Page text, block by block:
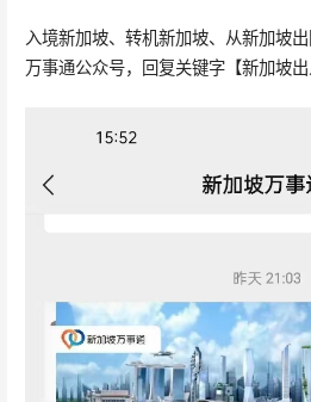
入境新加坡、转机新加坡、从新加坡
万事通公众号，回复关键字【新加坡